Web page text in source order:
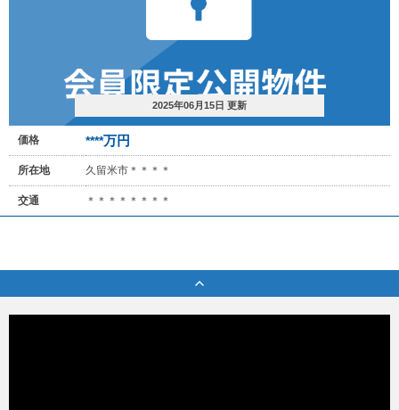
2025年06月15日 更新
価格 ****万円
所在地 久留米市＊＊＊＊
交通 ＊＊＊＊＊＊＊＊